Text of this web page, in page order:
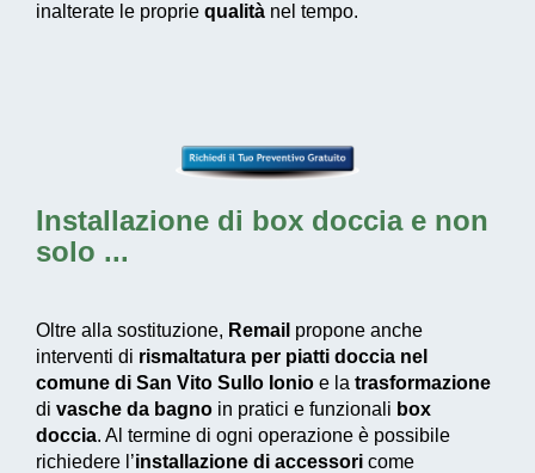
inalterate le proprie qualità nel tempo.
Installazione di box docciae non
solo ...
Oltre alla sostituzione, Remail propone anche
interventi di rismaltatura per piatti doccia nel
comune di San Vito Sullo Ionio e la trasformazione
di vasche da bagno in pratici e funzionali box
doccia. Al termine di ogni operazione è possibile
richiedere l’installazione di accessori come